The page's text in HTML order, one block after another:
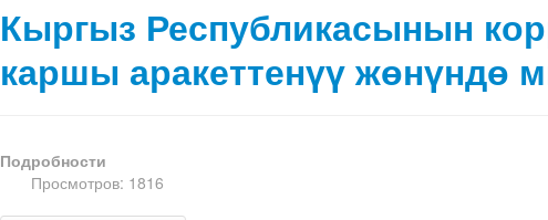
Кыргыз Республикасынын
каршы аракеттенүү жөнүндө
Подробности
Просмотров: 1816